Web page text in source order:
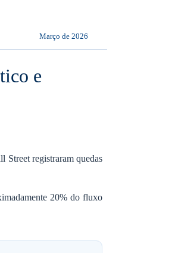
Março de 2026
e
Street registraram quedas
20% do fluxo